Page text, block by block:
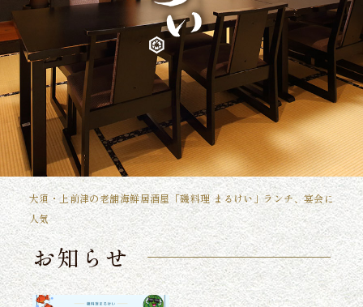
大須・上前津の老舗海鮮居酒屋「磯料理 まるけい」ランチ、宴会に
人気
店舗情報
新着情報
お知らせ